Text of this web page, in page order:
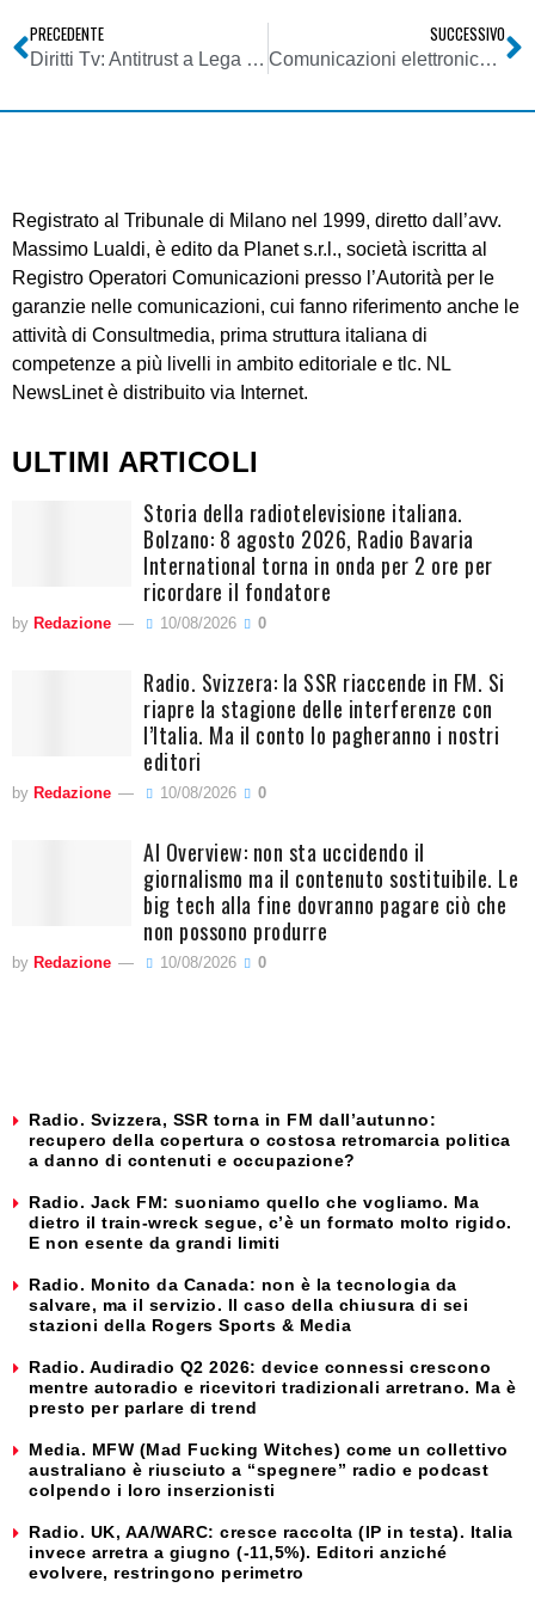
PRECEDENTE
Diritti Tv: Antitrust a Lega Calcio, trattativa privata su pacchetto di Dahlia Tv solo per partite 2010-2011
SUCCESSIVO
Comunicazioni elettroniche: Agcom richiede coinvolgimento su recepimento direttive UE 2009/136/CE e 2009/140/CE
Registrato al Tribunale di Milano nel 1999, diretto dall’avv.
Massimo Lualdi, è edito da Planet s.r.l., società iscritta al
Registro Operatori Comunicazioni presso l’Autorità per le
garanzie nelle comunicazioni, cui fanno riferimento anche le
attività di Consultmedia, prima struttura italiana di
competenze a più livelli in ambito editoriale e tlc. NL
NewsLinet è distribuito via Internet.
ULTIMI ARTICOLI
Storia della radiotelevisione italiana.
Bolzano: 8 agosto 2026, Radio Bavaria
International torna in onda per 2 ore per
ricordare il fondatore
by Redazione 10/08/2026 0
Radio. Svizzera: la SSR riaccende in FM. Si
riapre la stagione delle interferenze con
l’Italia. Ma il conto lo pagheranno i nostri
editori
by Redazione 10/08/2026 0
AI Overview: non sta uccidendo il
giornalismo ma il contenuto sostituibile. Le
big tech alla fine dovranno pagare ciò che
non possono produrre
by Redazione 10/08/2026 0
Radio. Svizzera, SSR torna in FM dall’autunno:
recupero della copertura o costosa retromarcia politica
a danno di contenuti e occupazione?
Radio. Jack FM: suoniamo quello che vogliamo. Ma
dietro il train-wreck segue, c’è un formato molto rigido.
E non esente da grandi limiti
Radio. Monito da Canada: non è la tecnologia da
salvare, ma il servizio. Il caso della chiusura di sei
stazioni della Rogers Sports & Media
Radio. Audiradio Q2 2026: device connessi crescono
mentre autoradio e ricevitori tradizionali arretrano. Ma è
presto per parlare di trend
Media. MFW (Mad Fucking Witches) come un collettivo
australiano è riusciuto a “spegnere” radio e podcast
colpendo i loro inserzionisti
Radio. UK, AA/WARC: cresce raccolta (IP in testa). Italia
invece arretra a giugno (-11,5%). Editori anziché
evolvere, restringono perimetro